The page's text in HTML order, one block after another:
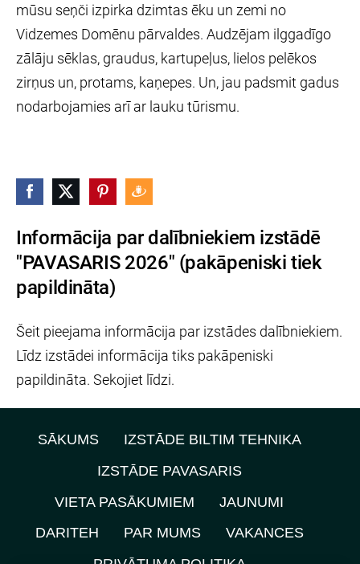
Informācija par dalībniekiem izstādē
"PAVASARIS 2026" (pakāpeniski tiek
papildināta)
Šeit pieejama informācija par izstādes dalībniekiem.
Līdz izstādei informācija tiks pakāpeniski
papildināta. Sekojiet līdzi.
mūsu seņči izpirka dzimtas ēku un zemi no
Vidzemes Domēnu pārvaldes. Audzējam ilggadīgo
zālāju sēklas, graudus, kartupeļus, lielos pelēkos
zirņus un, protams, kaņepes. Un, jau padsmit gadus
nodarbojamies arī ar lauku tūrismu.
SĀKUMS
IZSTĀDE BILTIM TEHNIKA
IZSTĀDE PAVASARIS
VIETA PASĀKUMIEM
JAUNUMI
DARITEH
PAR MUMS
VAKANCES